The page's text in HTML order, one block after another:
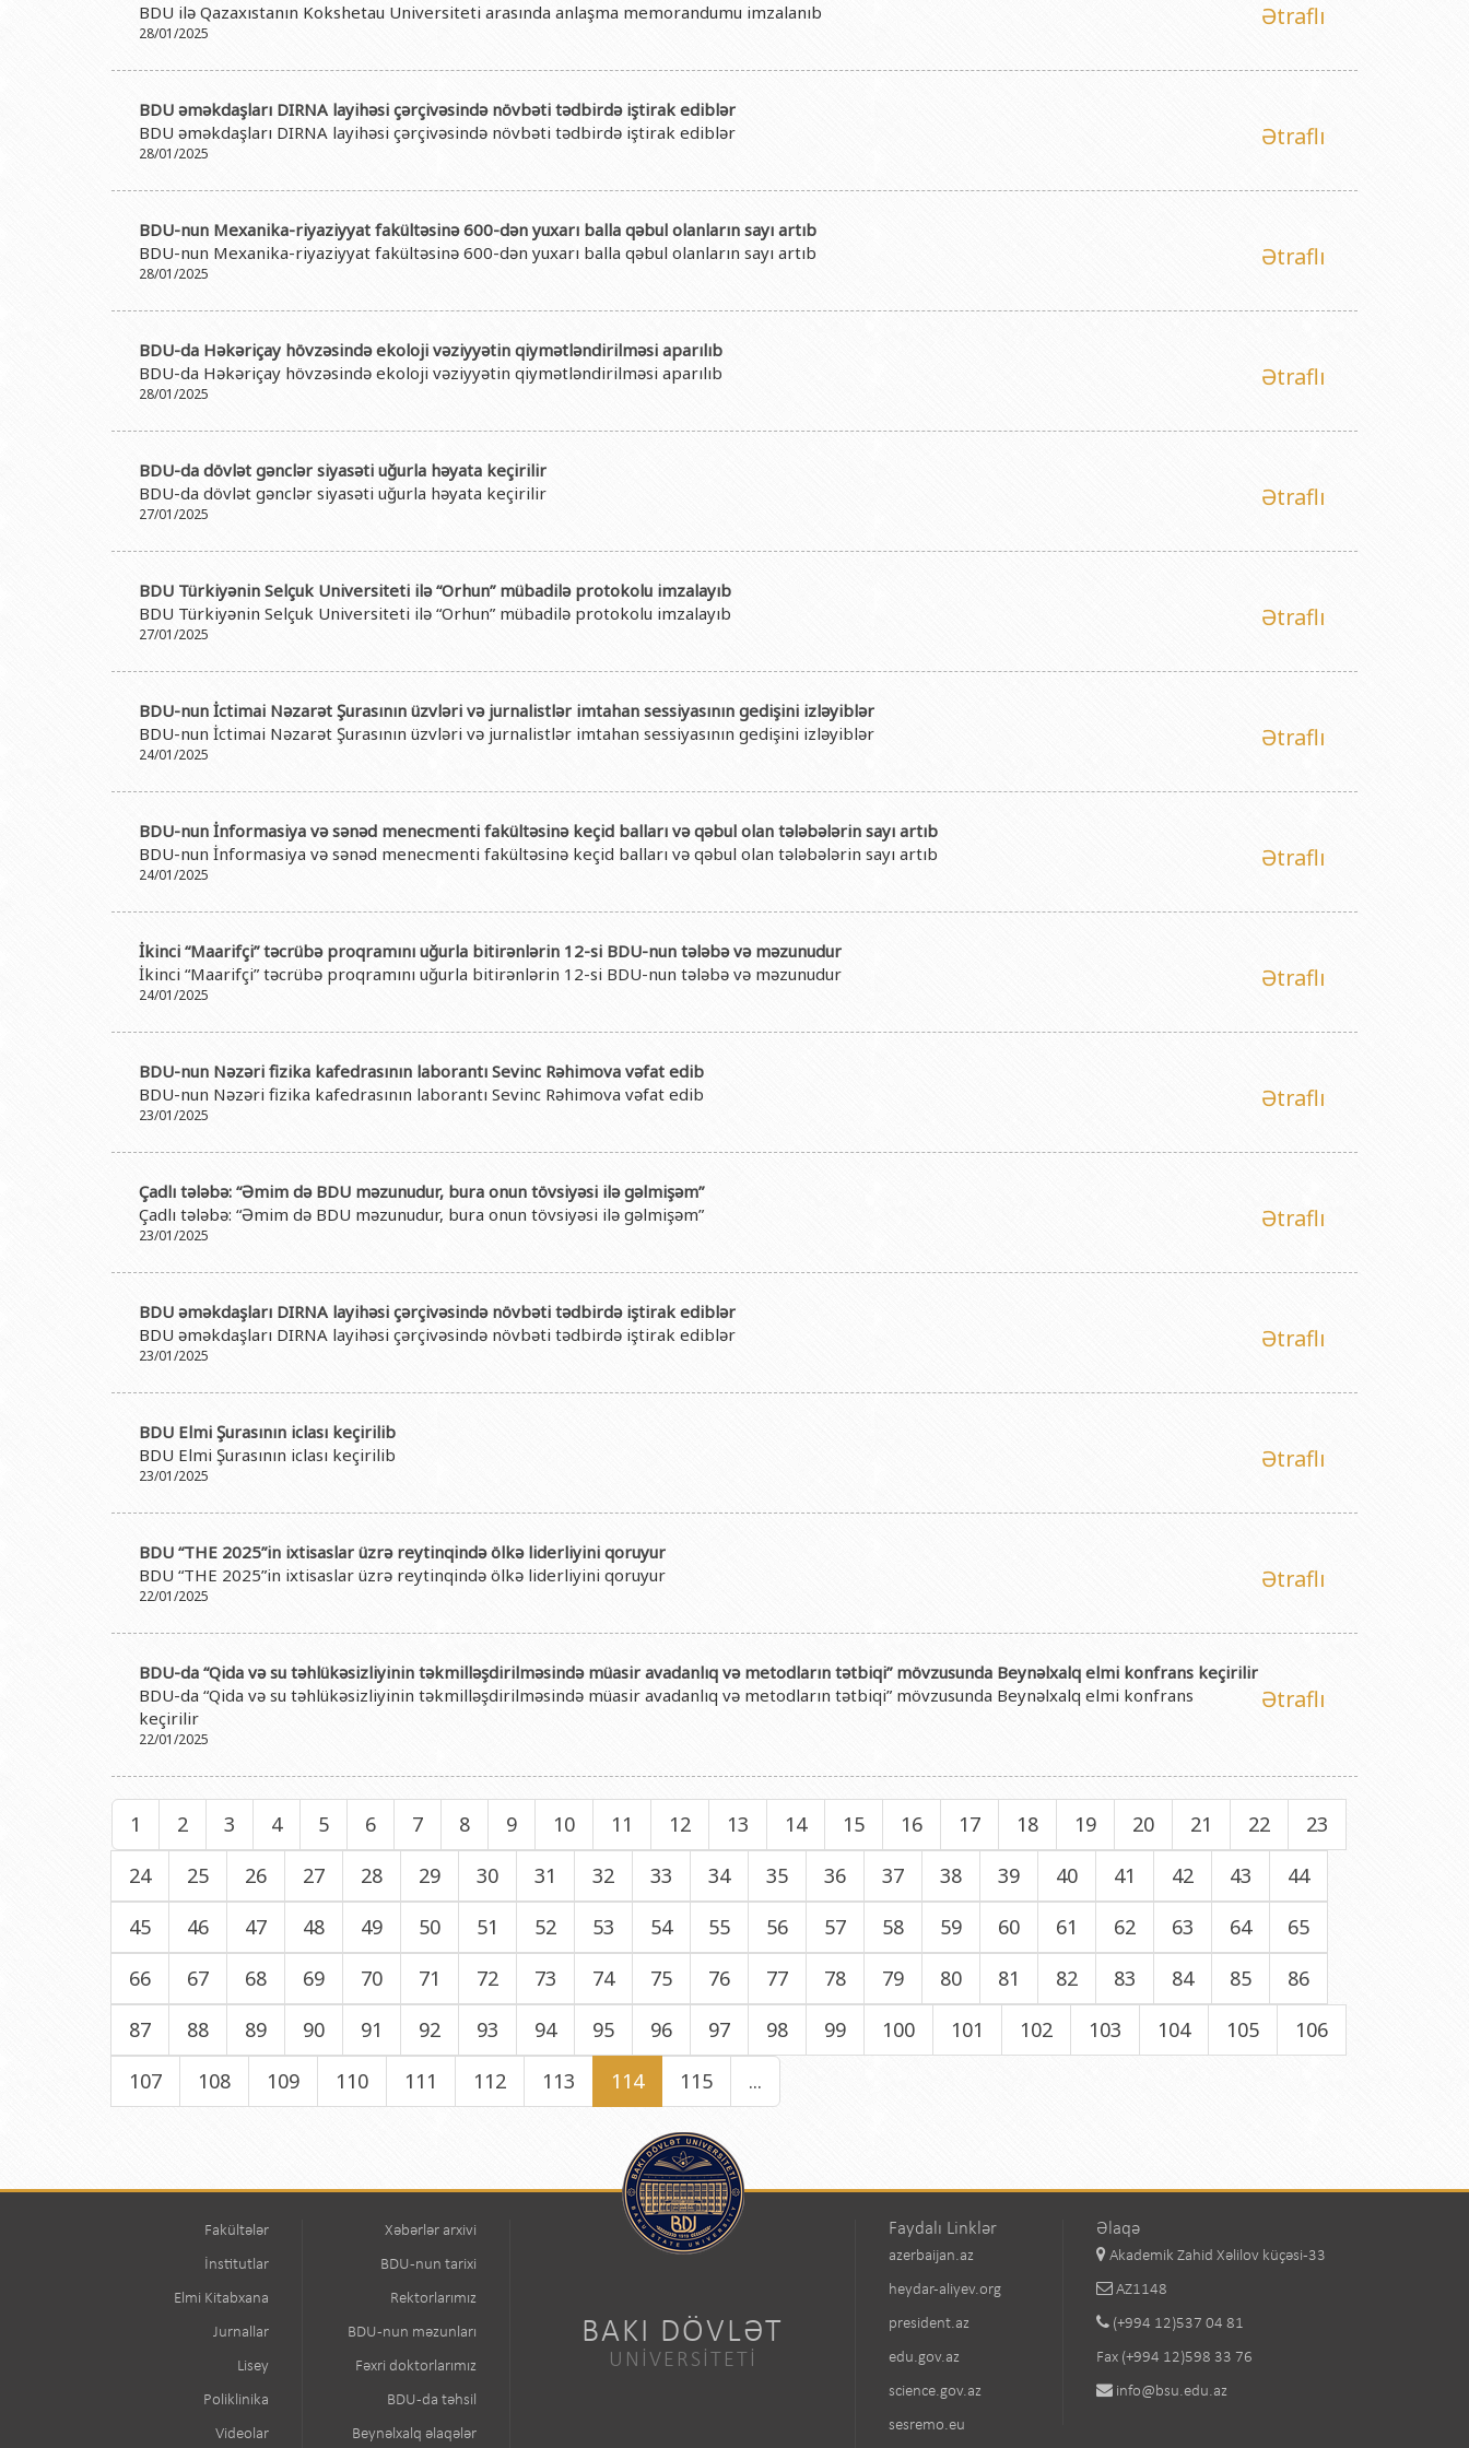
BDU ilə Qazaxıstanın Kokshetau Universiteti arasında anlaşma memorandumu imzalanıb
28/01/2025
Ətraflı
BDU əməkdaşları DIRNA layihəsi çərçivəsində növbəti tədbirdə iştirak ediblər
BDU əməkdaşları DIRNA layihəsi çərçivəsində növbəti tədbirdə iştirak ediblər
28/01/2025
Ətraflı
BDU-nun Mexanika-riyaziyyat fakültəsinə 600-dən yuxarı balla qəbul olanların sayı artıb
BDU-nun Mexanika-riyaziyyat fakültəsinə 600-dən yuxarı balla qəbul olanların sayı artıb
28/01/2025
Ətraflı
BDU-da Həkəriçay hövzəsində ekoloji vəziyyətin qiymətləndirilməsi aparılıb
BDU-da Həkəriçay hövzəsində ekoloji vəziyyətin qiymətləndirilməsi aparılıb
28/01/2025
Ətraflı
BDU-da dövlət gənclər siyasəti uğurla həyata keçirilir
BDU-da dövlət gənclər siyasəti uğurla həyata keçirilir
27/01/2025
Ətraflı
BDU Türkiyənin Selçuk Universiteti ilə “Orhun” mübadilə protokolu imzalayıb
BDU Türkiyənin Selçuk Universiteti ilə “Orhun” mübadilə protokolu imzalayıb
27/01/2025
Ətraflı
BDU-nun İctimai Nəzarət Şurasının üzvləri və jurnalistlər imtahan sessiyasının gedişini izləyiblər
BDU-nun İctimai Nəzarət Şurasının üzvləri və jurnalistlər imtahan sessiyasının gedişini izləyiblər
24/01/2025
Ətraflı
BDU-nun İnformasiya və sənəd menecmenti fakültəsinə keçid balları və qəbul olan tələbələrin sayı artıb
BDU-nun İnformasiya və sənəd menecmenti fakültəsinə keçid balları və qəbul olan tələbələrin sayı artıb
24/01/2025
Ətraflı
İkinci “Maarifçi” təcrübə proqramını uğurla bitirənlərin 12-si BDU-nun tələbə və məzunudur
İkinci “Maarifçi” təcrübə proqramını uğurla bitirənlərin 12-si BDU-nun tələbə və məzunudur
24/01/2025
Ətraflı
BDU-nun Nəzəri fizika kafedrasının laborantı Sevinc Rəhimova vəfat edib
BDU-nun Nəzəri fizika kafedrasının laborantı Sevinc Rəhimova vəfat edib
23/01/2025
Ətraflı
Çadlı tələbə: “Əmim də BDU məzunudur, bura onun tövsiyəsi ilə gəlmişəm”
Çadlı tələbə: “Əmim də BDU məzunudur, bura onun tövsiyəsi ilə gəlmişəm”
23/01/2025
Ətraflı
BDU əməkdaşları DIRNA layihəsi çərçivəsində növbəti tədbirdə iştirak ediblər
BDU əməkdaşları DIRNA layihəsi çərçivəsində növbəti tədbirdə iştirak ediblər
23/01/2025
Ətraflı
BDU Elmi Şurasının iclası keçirilib
BDU Elmi Şurasının iclası keçirilib
23/01/2025
Ətraflı
BDU “THE 2025”in ixtisaslar üzrə reytinqində ölkə liderliyini qoruyur
BDU “THE 2025”in ixtisaslar üzrə reytinqində ölkə liderliyini qoruyur
22/01/2025
Ətraflı
BDU-da “Qida və su təhlükəsizliyinin təkmilləşdirilməsində müasir avadanlıq və metodların tətbiqi” mövzusunda Beynəlxalq elmi konfrans keçirilir
BDU-da “Qida və su təhlükəsizliyinin təkmilləşdirilməsində müasir avadanlıq və metodların tətbiqi” mövzusunda Beynəlxalq elmi konfrans
keçirilir
22/01/2025
Ətraflı
1 2 3 4 5 6 7 8 9 10 11 12 13 14 15 16 17 18 19 20 21 22
23
24
25 26 27 28 29 30 31 32 33 34 35 36 37 38 39 40 41 42 43
44
45
46 47 48 49 50 51 52 53 54 55 56 57 58 59 60 61 62 63 64
65
66
67 68 69 70 71 72 73 74 75 76 77 78 79 80 81 82 83 84 85
86
87
88 89 90 91 92 93 94 95 96 97 98 99 100 101 102 103 104 105
106
107
108 109 110 111 112 113 114 115 ...
Fakültələr
İnstitutlar
Elmi Kitabxana
Jurnallar
Lisey
Poliklinika
Videolar
Xəbərlər arxivi
BDU-nun tarixi
Rektorlarımız
BDU-nun məzunları
Fəxri doktorlarımız
BDU-da təhsil
Beynəlxalq əlaqələr
BAKI DÖVLƏT
UNİVERSİTETİ
Faydalı Linklər
azerbaijan.az
heydar-aliyev.org
president.az
edu.gov.az
science.gov.az
sesremo.eu
Əlaqə
Akademik Zahid Xəlilov küçəsi-33
AZ1148
(+994 12)537 04 81
Fax (+994 12)598 33 76
info@bsu.edu.az